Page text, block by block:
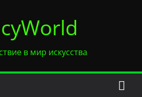
в мир искусства